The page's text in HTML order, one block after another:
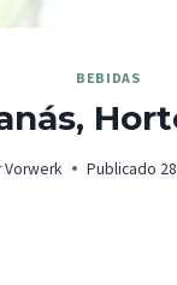
BEBIDAS
Vorwerk Publicado